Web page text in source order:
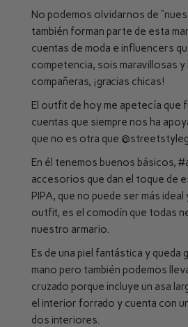
No podemos olvidarnos de
también forman parte de esta
cuentas de moda e influencers
competencia, sois maravillosas y
compañeras, ¡gracias chicas!
El outfit de hoy me apetecía que
cuentas que siempre nos ha
que no es otra que
En él tenemos buenos básicos,
accesorios que dan el toque de
PIPA, que no puede ser más
outfit, es el comodín que todas
nuestro armario.
Es de una piel fantástica y queda
mano pero también podemos
cruzado porque incluye un asa
el interior forrado y cuenta con
dos interiores.